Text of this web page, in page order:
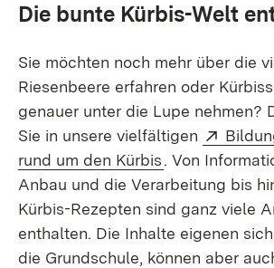
Die bunte Kürbis-Welt
Sie möchten noch mehr über die
Riesenbeere erfahren oder
genauer unter die Lupe nehmen?
Sie in unsere vielfältigen
rund um den Kürbis (Öffnet in
. Von
Anbau und die Verarbeitung bis
Kürbis-Rezepten sind ganz viele
enthalten. Die Inhalte eigenen
die Grundschule, können aber